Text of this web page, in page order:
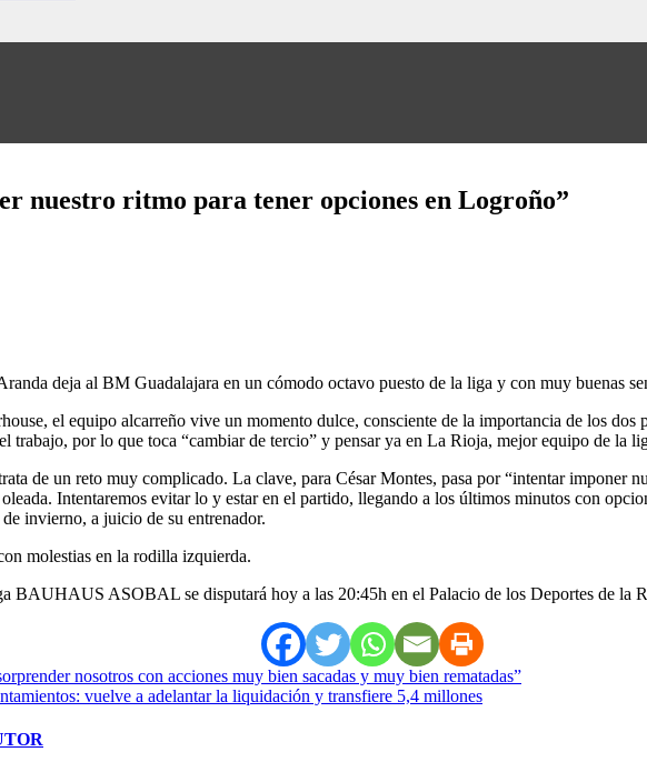
nuestro ritmo para tener opciones en Logroño”
deja al BM Guadalajara en un cómodo octavo puesto de la liga y con muy buenas
el equipo alcarreño vive un momento dulce, consciente de la importancia de los dos
trabajo, por lo que toca “cambiar de tercio” y pensar ya en La Rioja, mejor equipo de la
de un reto muy complicado. La clave, para César Montes, pasa por “intentar imponer
Intentaremos evitar lo y estar en el partido, llegando a los últimos minutos con
invierno, a juicio de su entrenador.
molestias en la rodilla izquierda.
BAUHAUS ASOBAL se disputará hoy a las 20:45h en el Palacio de los Deportes de la
nosotros con acciones muy bien sacadas y muy bien rematadas”
vuelve a adelantar la liquidación y transfiere 5,4 millones